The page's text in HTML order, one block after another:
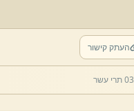
העתק קישור
03 תרי עשר